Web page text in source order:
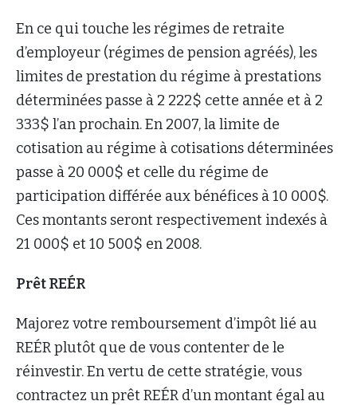
En ce qui touche les régimes de retraite
d’employeur (régimes de pension agréés), les
limites de prestation du régime à prestations
déterminées passe à 2 222$ cette année et à 2
333$ l’an prochain. En 2007, la limite de
cotisation au régime à cotisations déterminées
passe à 20 000$ et celle du régime de
participation différée aux bénéfices à 10 000$.
Ces montants seront respectivement indexés à
21 000$ et 10 500$ en 2008.
Prêt REÉR
Majorez votre remboursement d’impôt lié au
REÉR plutôt que de vous contenter de le
réinvestir. En vertu de cette stratégie, vous
contractez un prêt REÉR d’un montant égal au